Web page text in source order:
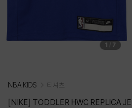
1 7
NBA KIDS 티셔츠
[NIKE] TODDLER HWC REPLICA